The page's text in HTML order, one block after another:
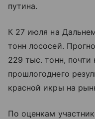
путина.
К 27 июля на
тонн лососей.
229 тыс. тонн,
прошлогоднего
красной икры на
По оценкам